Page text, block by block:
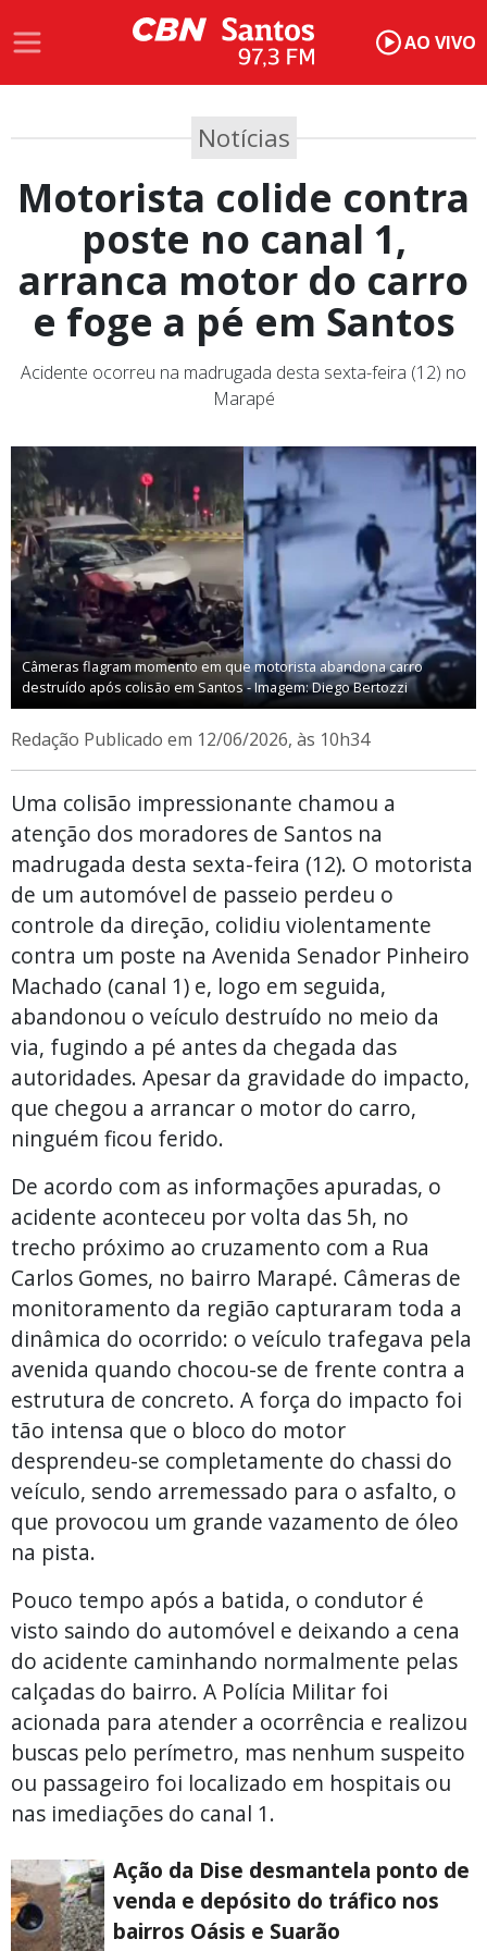
AO VIVO
Notícias
Motorista colide contra
poste no canal 1,
arranca motor do carro
e foge a pé em Santos
Acidente ocorreu na madrugada desta sexta-feira (12) no
Marapé
Câmeras flagram momento em que motorista abandona carro
destruído após colisão em Santos - Imagem: Diego Bertozzi
Redação Publicado em 12/06/2026, às 10h34
Uma colisão impressionante chamou a
atenção dos moradores de Santos na
madrugada desta sexta-feira (12). O motorista
de um automóvel de passeio perdeu o
controle da direção, colidiu violentamente
contra um poste na Avenida Senador Pinheiro
Machado (canal 1) e, logo em seguida,
abandonou o veículo destruído no meio da
via, fugindo a pé antes da chegada das
autoridades. Apesar da gravidade do impacto,
que chegou a arrancar o motor do carro,
ninguém ficou ferido.
De acordo com as informações apuradas, o
acidente aconteceu por volta das 5h, no
trecho próximo ao cruzamento com a Rua
Carlos Gomes, no bairro Marapé. Câmeras de
monitoramento da região capturaram toda a
dinâmica do ocorrido: o veículo trafegava pela
avenida quando chocou-se de frente contra a
estrutura de concreto. A força do impacto foi
tão intensa que o bloco do motor
desprendeu-se completamente do chassi do
veículo, sendo arremessado para o asfalto, o
que provocou um grande vazamento de óleo
na pista.
Pouco tempo após a batida, o condutor é
visto saindo do automóvel e deixando a cena
do acidente caminhando normalmente pelas
calçadas do bairro. A Polícia Militar foi
acionada para atender a ocorrência e realizou
buscas pelo perímetro, mas nenhum suspeito
ou passageiro foi localizado em hospitais ou
nas imediações do canal 1.
Ação da Dise desmantela ponto de
venda e depósito do tráfico nos
bairros Oásis e Suarão